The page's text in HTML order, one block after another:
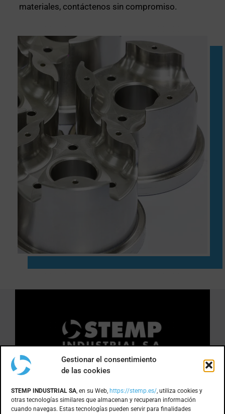
Gestionar el consentimiento
de las cookies
STEMP INDUSTRIAL SA, en su Web, https://stemp.es/, utiliza cookies y
otras tecnologías similares que almacenan y recuperan información
cuando navegas. Estas tecnologías pueden servir para finalidades
materiales, contáctenos sin compromiso.